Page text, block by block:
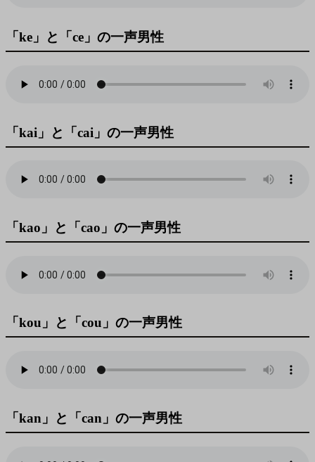
「ke」と「ce」の一声男性
「kai」と「cai」の一声男性
「kao」と「cao」の一声男性
「kou」と「cou」の一声男性
「kan」と「can」の一声男性